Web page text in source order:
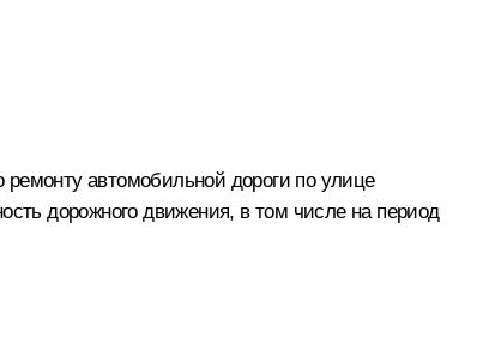
автомобильной дороги по улице
дорожного движения, в том числе на период